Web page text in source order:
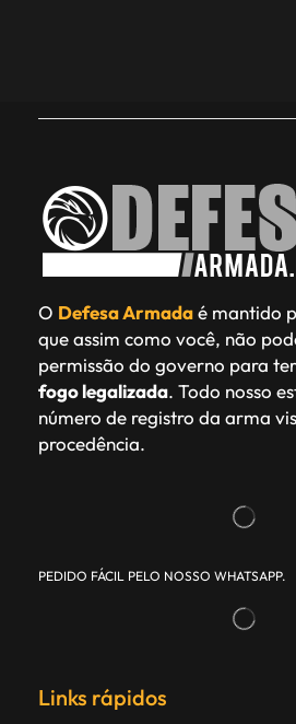
O Defesa Armadaé mantido
que assim como você, não
permissão do governo para ter
fogo legalizada. Todo nosso
número de registro da arma
procedência.
PEDIDO FÁCIL PELO NOSSO WHATSAPP.
Links rápidos